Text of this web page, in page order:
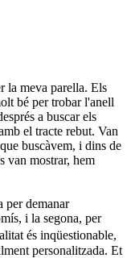
la meva parella. Els
bé per trobar l'anell
a buscar els
el tracte rebut. Van
buscàvem, i dins de
van mostrar, hem
per demanar
i la segona, per
és inqüestionable,
personalitzada. Et